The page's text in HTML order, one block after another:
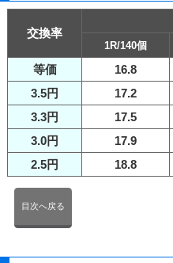
交換率
1R/140個
等価 16.8
3.5円
17.2
3.3円
17.5
3.0円
17.9
2.5円
18.8
目次へ戻る